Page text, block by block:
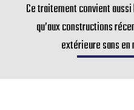
Ce traitement convient
qu’aux constructions
extérieure sans en